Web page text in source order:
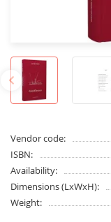
Vendor code:
ISBN:
Availability:
Dimensions (LxWxH):
Weight: